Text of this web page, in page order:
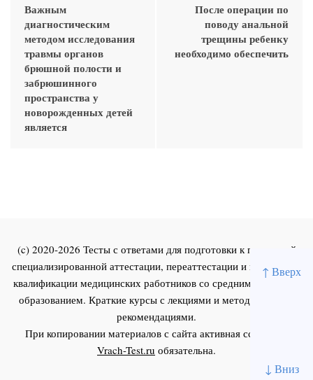
↑ Вверх
↓ Вниз
Важным
диагностическим
методом исследования
травмы органов
брюшной полости и
забрюшинного
пространства у
новорожденных детей
является
После операции по
поводу анальной
трещины ребенку
необходимо обеспечить
(c) 2020-2026 Тесты с ответами для подготовки к первичной
специализированной аттестации, переаттестации и повышения
квалификации медицинских работников со средним и высшим
образованием. Краткие курсы с лекциями и методическими
рекомендациями.
При копировании материалов с сайта активная ссылка на
Vrach-Test.ru обязательна.